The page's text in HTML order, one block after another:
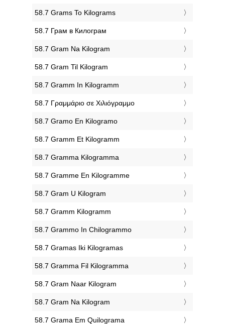
‎58.7 Grams To Kilograms
‎58.7 Грам в Килограм
‎58.7 Gram Na Kilogram
‎58.7 Gram Til Kilogram
‎58.7 Gramm In Kilogramm
‎58.7 Γραμμάριο σε Χιλιόγραμμο
‎58.7 Gramo En Kilogramo
‎58.7 Gramm Et Kilogramm
‎58.7 Gramma Kilogramma
‎58.7 Gramme En Kilogramme
‎58.7 Gram U Kilogram
‎58.7 Gramm Kilogramm
‎58.7 Grammo In Chilogrammo
‎58.7 Gramas Iki Kilogramas
‎58.7 Gramma Fil Kilogramma
‎58.7 Gram Naar Kilogram
‎58.7 Gram Na Kilogram
‎58.7 Grama Em Quilograma